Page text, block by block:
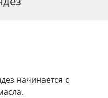
начинается с